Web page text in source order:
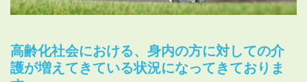
高齢化社会における、身内の方に対しての介
護が増えてきている状況になってきておりま